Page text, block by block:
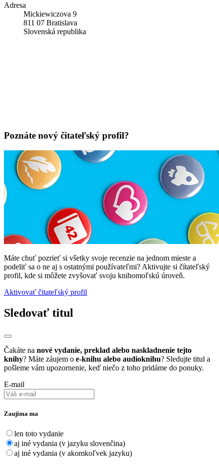
Adresa
Mickiewiczova 9
811 07 Bratislava
Slovenská republika
Poznáte nový čitateľský profil?
Máte chuť pozrieť si všetky svoje recenzie na jednom mieste a
podeliť sa o ne aj s ostatnými používateľmi? Aktivujte si čítateľský
profil, kde si môžete zvyšovať svoju knihomoľskú úroveň.
Aktivovať čitateľský profil
Sledovať titul
Čakáte na nové vydanie, preklad alebo naskladnenie tejto
knihy? Máte záujem o e-knihu alebo audioknihu? Sledujte titul a
pošleme vám upozornenie, keď niečo z toho pridáme do ponuky.
E-mail
Zaujíma ma
len toto vydanie
aj iné vydania (v jazyku slovenčina)
aj iné vydania (v akomkoľvek jazyku)